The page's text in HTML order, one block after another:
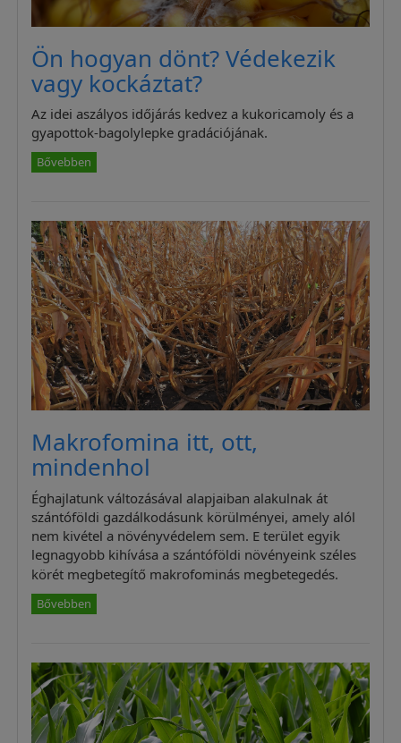
Ön hogyan dönt? Védekezik
vagy kockáztat?
Az idei aszályos időjárás kedvez a kukoricamoly és a
gyapottok-bagolylepke gradációjának.
Bővebben
Makrofomina itt, ott,
mindenhol
Éghajlatunk változásával alapjaiban alakulnak át
szántóföldi gazdálkodásunk körülményei, amely alól
nem kivétel a növényvédelem sem. E terület egyik
legnagyobb kihívása a szántóföldi növényeink széles
körét megbetegítő makrofominás megbetegedés.
Bővebben